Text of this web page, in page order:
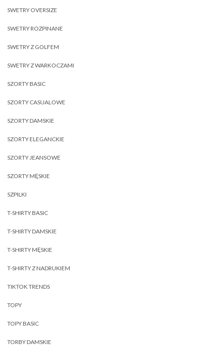
SWETRY OVERSIZE
SWETRY ROZPINANE
SWETRY Z GOLFEM
SWETRY Z WARKOCZAMI
SZORTY BASIC
SZORTY CASUALOWE
SZORTY DAMSKIE
SZORTY ELEGANCKIE
SZORTY JEANSOWE
SZORTY MĘSKIE
SZPILKI
T-SHIRTY BASIC
T-SHIRTY DAMSKIE
T-SHIRTY MĘSKIE
T-SHIRTY Z NADRUKIEM
TIKTOK TRENDS
TOPY
TOPY BASIC
TORBY DAMSKIE